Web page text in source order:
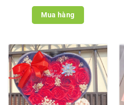
Mua hàng